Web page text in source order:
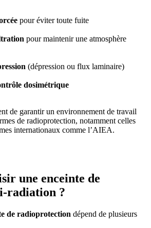
pour éviter toute fuite
pour maintenir une atmosphère
(dépression ou flux laminaire)
dosimétrique
de garantir un environnement de travail
de radioprotection, notamment celles
internationaux comme l’AIEA.
une enceinte de
radiation ?
de radioprotection dépend de plusieurs